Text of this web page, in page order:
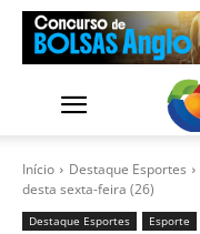
Início Destaque Esportes
desta sexta-feira (26)
Destaque Esportes Esporte